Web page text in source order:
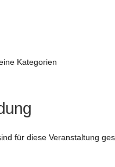
Kategorien
für diese Veranstaltung